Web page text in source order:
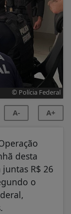
© Polícia Federal
A- A+
desta
R$ 26
o